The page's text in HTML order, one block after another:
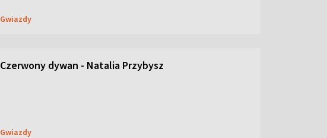
Gwiazdy
Czerwony dywan - Natalia Przybysz
Gwiazdy